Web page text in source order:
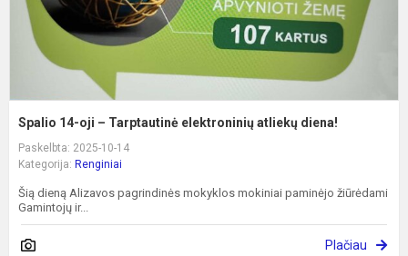
Spalio 14-oji – Tarptautinė elektroninių atliekų diena!
Paskelbta: 2025-10-14
Kategorija: Renginiai
Šią dieną Alizavos pagrindinės mokyklos mokiniai paminėjo žiūrėdami
Gamintojų ir...
Plačiau